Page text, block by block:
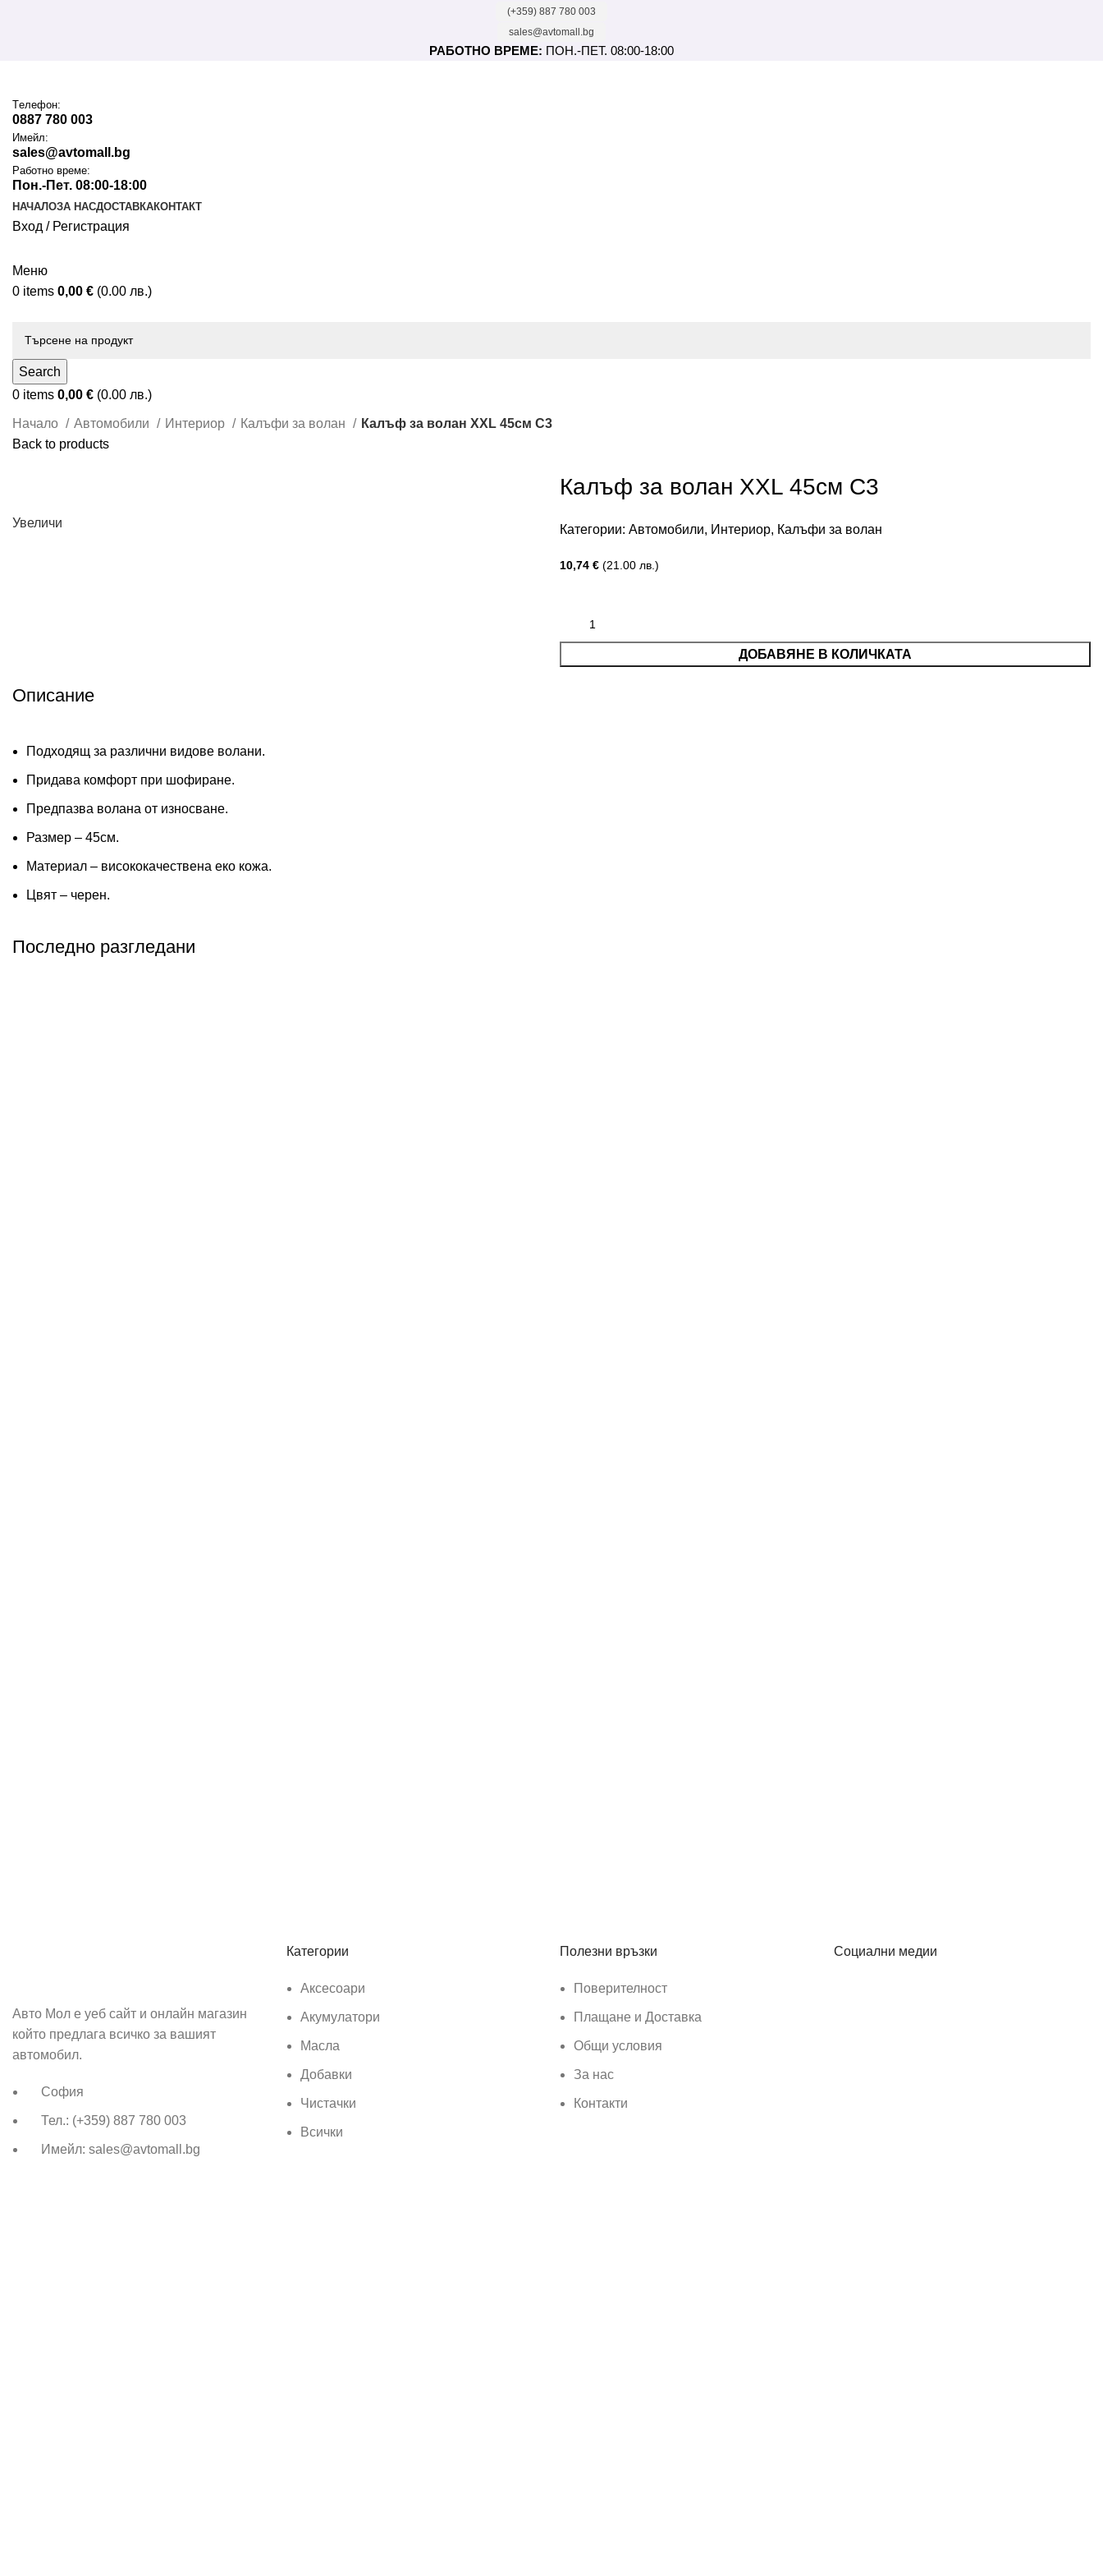
(+359) 887 780 003
sales@avtomall.bg
РАБОТНО ВРЕМЕ: ПОН.-ПЕТ. 08:00-18:00
Tелефон:
0887 780 003
Имейл:
sales@avtomall.bg
Работно време:
Пон.-Пет. 08:00-18:00
НАЧАЛОЗА НАСДОСТАВКАКОНТАКТ
Вход / Регистрация
Меню
0 items 0,00 € (0.00 лв.)
Search
0 items 0,00 € (0.00 лв.)
Начало Автомобили Интериор Калъфи за волан
Калъф за волан XXL 45см С3
Back to products
Увеличи
Калъф за волан XXL 45см С3
Категории: Автомобили, Интериор, Калъфи за волан
10,74 € (21.00 лв.)
ДОБАВЯНЕ В КОЛИЧКАТА
Описание
Подходящ за различни видове волани.
Придава комфорт при шофиране.
Предпазва волана от износване.
Размер – 45см.
Материал – висококачествена еко кожа.
Цвят – черен.
Последно разгледани
Авто Мол е уеб сайт и онлайн магазин
който предлага всичко за вашият
автомобил.
София
Тел.: (+359) 887 780 003
Имейл: sales@avtomall.bg
Категории
Аксесоари
Акумулатори
Масла
Добавки
Чистачки
Всички
Полезни връзки
Поверителност
Плащане и Доставка
Общи условия
За нас
Контакти
Социални медии